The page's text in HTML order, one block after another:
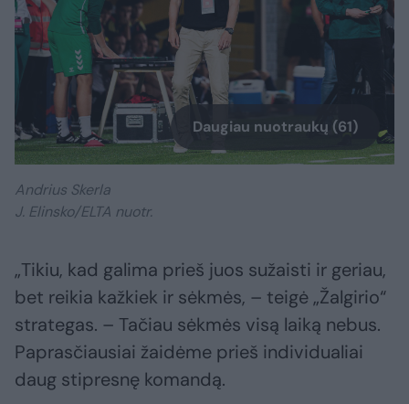
Daugiau nuotraukų (61)
Andrius Skerla
J. Elinsko/ELTA nuotr.
„Tikiu, kad galima prieš juos sužaisti ir geriau,
bet reikia kažkiek ir sėkmės, – teigė „Žalgirio“
strategas. – Tačiau sėkmės visą laiką nebus.
Paprasčiausiai žaidėme prieš individualiai
daug stipresnę komandą.